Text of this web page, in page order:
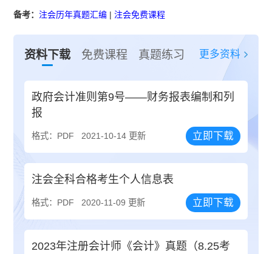
备考： 注会历年真题汇编 | 注会免费课程
资料下载 免费课程 真题练习 更多资料
政府会计准则第9号——财务报表编制和列
报
格式：PDF 2021-10-14 更新 立即下载
注会全科合格考生个人信息表
格式：PDF 2020-11-09 更新 立即下载
2023年注册会计师《会计》真题（8.25考